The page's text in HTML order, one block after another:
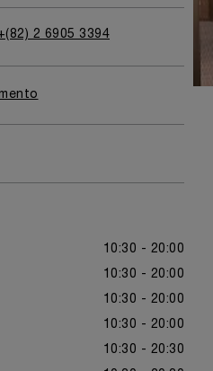
2 6905 3394
10:30 - 20:00
10:30 - 20:00
10:30 - 20:00
10:30 - 20:00
10:30 - 20:30